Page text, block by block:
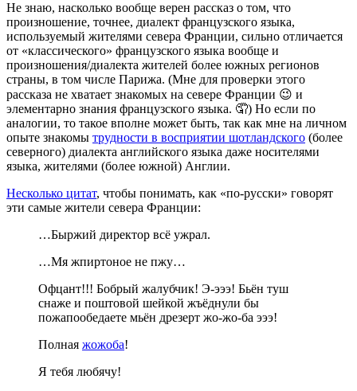
Не знаю, насколько вообще верен рассказ о том, что
произношение, точнее, диалект французского языка,
используемый жителями севера Франции, сильно отличается
от «классического» французского языка вообще и
произношения/диалекта жителей более южных регионов
страны, в том числе Парижа. (Мне для проверки этого
рассказа не хватает знакомых на севере Франции 😉 и
элементарно знания французского языка. 🤦) Но если по
аналогии, то такое вполне может быть, так как мне на личном
опыте знакомы трудности в восприятии шотландского (более
северного) диалекта английского языка даже носителями
языка, жителями (более южной) Англии.
Несколько цитат, чтобы понимать, как «по-русски» говорят
эти самые жители севера Франции:
…Быржий директор всё ужрал.
…Мя жпиртоное не пжу…
Офцант!!! Бобрый жалубчик! Э-эээ! Бьён туш
снаже и поштовой шейкой жъёднули бы
пожапообедаете мьён дрезерт жо-жо-ба эээ!
Полная жожоба!
Я тебя любячу!